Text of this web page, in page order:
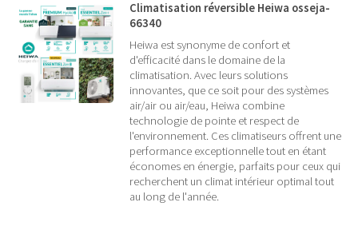
Climatisation réversible Heiwa osseja-
66340
Heiwa est synonyme de confort et
d'efficacité dans le domaine de la
climatisation. Avec leurs solutions
innovantes, que ce soit pour des systèmes
air/air ou air/eau, Heiwa combine
technologie de pointe et respect de
l'environnement. Ces climatiseurs offrent une
performance exceptionnelle tout en étant
économes en énergie, parfaits pour ceux qui
recherchent un climat intérieur optimal tout
au long de l'année.